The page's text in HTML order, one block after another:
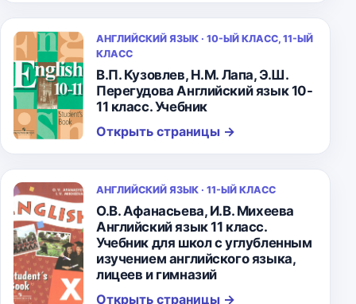
АНГЛИЙСКИЙ ЯЗЫК · 10-ЫЙ КЛАСС, 11-ЫЙ
КЛАСС
В.П. Кузовлев, Н.М. Лапа, Э.Ш.
Перегудова Английский язык 10-
11 класс. Учебник
Открыть страницы →
АНГЛИЙСКИЙ ЯЗЫК · 11-ЫЙ КЛАСС
О.В. Афанасьева, И.В. Михеева
Английский язык 11 класс.
Учебник для школ с углубленным
изучением английского языка,
лицеев и гимназий
Открыть страницы →